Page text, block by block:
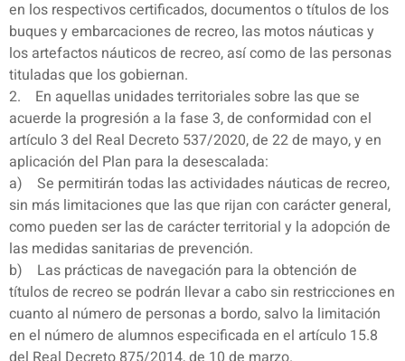
en los respectivos certificados, documentos o títulos de los
buques y embarcaciones de recreo, las motos náuticas y
los artefactos náuticos de recreo, así como de las personas
tituladas que los gobiernan.
2. En aquellas unidades territoriales sobre las que se
acuerde la progresión a la fase 3, de conformidad con el
artículo 3 del Real Decreto 537/2020, de 22 de mayo, y en
aplicación del Plan para la desescalada:
a) Se permitirán todas las actividades náuticas de recreo,
sin más limitaciones que las que rijan con carácter general,
como pueden ser las de carácter territorial y la adopción de
las medidas sanitarias de prevención.
b) Las prácticas de navegación para la obtención de
títulos de recreo se podrán llevar a cabo sin restricciones en
cuanto al número de personas a bordo, salvo la limitación
en el número de alumnos especificada en el artículo 15.8